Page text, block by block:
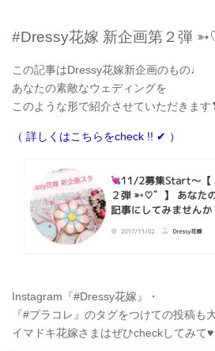
#Dressy花嫁 新企画第２弾
この記事はDressy花嫁新企画のもの♩
あなたの素敵なウェディングを
このような形で紹介させていただきます
（ 詳しくはこちらをcheck !! ✔︎ ）
Instagram『#Dressy花嫁』・
『#プラコレ』のタグをつけての投稿も
イマドキ花嫁さまはぜひcheckしてみて♥